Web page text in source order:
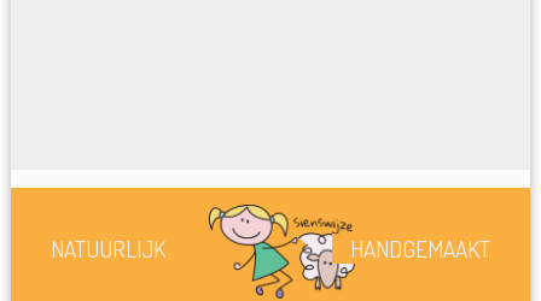
NATUURLIJK HANDGEMAAKT